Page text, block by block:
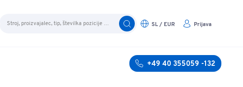
SL / EUR Prijava
+49 40 355059 -132